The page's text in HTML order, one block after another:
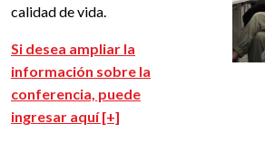
calidad de vida.
Si desea ampliar la
información sobre la
conferencia, puede
ingresar aquí [+]